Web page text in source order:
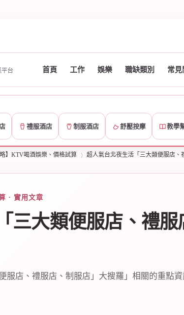
台 首頁 工作 娛樂 職缺類別 常見
禮服酒店 制服酒店 舒壓按摩 教學
】KTV喝酒娛樂、價格試算 超人氣台北夜生活「三大類便服店、
· 實用文章
三大類便服店、禮服
服店、禮服店、制服店」大搜羅」相關的重點